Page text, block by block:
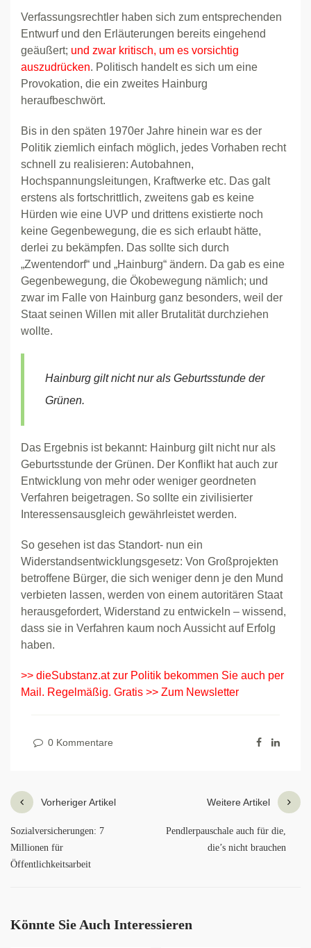
Verfassungsrechtler haben sich zum entsprechenden
Entwurf und den Erläuterungen bereits eingehend
geäußert; und zwar kritisch, um es vorsichtig
auszudrücken. Politisch handelt es sich um eine
Provokation, die ein zweites Hainburg
heraufbeschwört.
Bis in den späten 1970er Jahre hinein war es der
Politik ziemlich einfach möglich, jedes Vorhaben recht
schnell zu realisieren: Autobahnen,
Hochspannungsleitungen, Kraftwerke etc. Das galt
erstens als fortschrittlich, zweitens gab es keine
Hürden wie eine UVP und drittens existierte noch
keine Gegenbewegung, die es sich erlaubt hätte,
derlei zu bekämpfen. Das sollte sich durch
„Zwentendorf“ und „Hainburg“ ändern. Da gab es eine
Gegenbewegung, die Ökobewegung nämlich; und
zwar im Falle von Hainburg ganz besonders, weil der
Staat seinen Willen mit aller Brutalität durchziehen
wollte.
Hainburg gilt nicht nur als Geburtsstunde der
Grünen.
Das Ergebnis ist bekannt: Hainburg gilt nicht nur als
Geburtsstunde der Grünen. Der Konflikt hat auch zur
Entwicklung von mehr oder weniger geordneten
Verfahren beigetragen. So sollte ein zivilisierter
Interessensausgleich gewährleistet werden.
So gesehen ist das Standort- nun ein
Widerstandsentwicklungsgesetz: Von Großprojekten
betroffene Bürger, die sich weniger denn je den Mund
verbieten lassen, werden von einem autoritären Staat
herausgefordert, Widerstand zu entwickeln – wissend,
dass sie in Verfahren kaum noch Aussicht auf Erfolg
haben.
>> dieSubstanz.at zur Politik bekommen Sie auch per
Mail. Regelmäßig. Gratis >> Zum Newsletter
0 Kommentare
Vorheriger Artikel
Sozialversicherungen: 7
Millionen für
Öffentlichkeitsarbeit
Weitere Artikel
Pendlerpauschale auch für die,
die’s nicht brauchen
Könnte Sie Auch Interessieren